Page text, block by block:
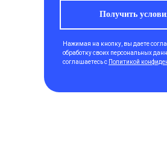
Получить
Нажимая на кнопку, вы даете
обработку своих персональных
соглашаетесь с Политикой